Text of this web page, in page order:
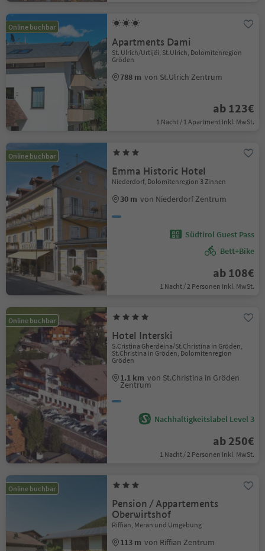
Online buchbar
Apartments Dami
St. Ulrich/Urtijëi, St.Ulrich, Dolomitenregion
Gröden
788 m von St.Ulrich Zentrum
ab 123€
1 Nacht / 1 Apartment Inkl. MwSt.
Online buchbar
Emma Historic Hotel
Niederdorf, Dolomitenregion 3 Zinnen
30 m von Niederdorf Zentrum
Südtirol Guest Pass
Bett+Bike
ab 108€
1 Nacht / 2 Personen Inkl. MwSt.
Online buchbar
Hotel Interski
S.Cristina Gherdëina/St.Christina in Gröden,
St.Christina in Gröden, Dolomitenregion
Gröden
1.1 km von St.Christina in Gröden
Zentrum
Nachhaltigkeitslabel Level 3
ab 250€
1 Nacht / 2 Personen Inkl. MwSt.
Online buchbar
Pension / Appartements
Oberwirtshof
Riffian, Meran und Umgebung
113 m von Riffian Zentrum